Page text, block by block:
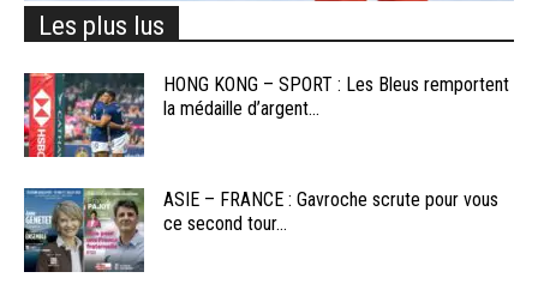
Les plus lus
HONG KONG – SPORT : Les Bleus remportent
la médaille d’argent...
ASIE – FRANCE : Gavroche scrute pour vous
ce second tour...